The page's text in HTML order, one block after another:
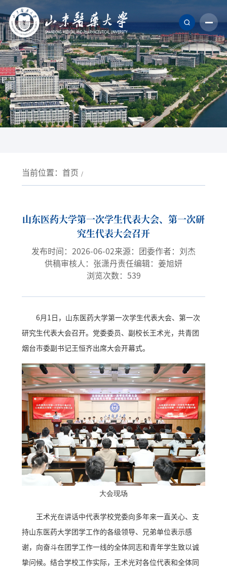
当前位置： 首页
山东医药大学第一次学生代表大会、第一次研
究生代表大会召开
发布时间：2026-06-02来源：团委作者：刘杰
供稿审核人：张潇丹责任编辑：姜旭妍
浏览次数： 539
6月1日，山东医药大学第一次学生代表大会、第一次
研究生代表大会召开。党委委员、副校长王术光，共青团
烟台市委副书记王恒齐出席大会开幕式。
大会现场
王术光在讲话中代表学校党委向多年来一直关心、支
持山东医药大学团学工作的各级领导、兄弟单位表示感
谢，向奋斗在团学工作一线的全体同志和青年学生致以诚
挚问候。结合学校工作实际，王术光对各位代表和全体同